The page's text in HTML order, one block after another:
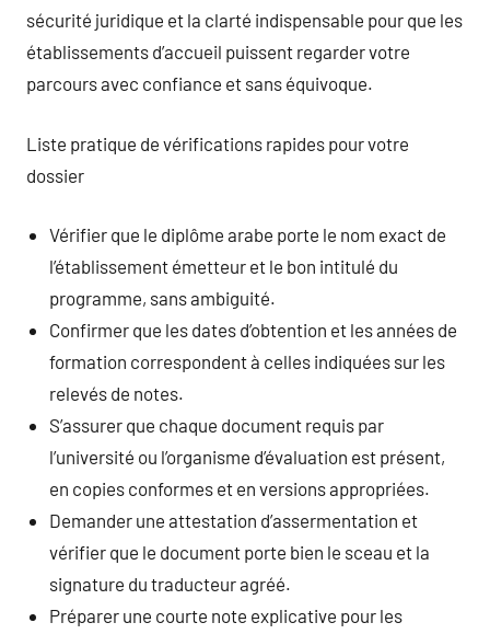
sécurité juridique et la clarté indispensable pour que les
établissements d’accueil puissent regarder votre
parcours avec confiance et sans équivoque.
Liste pratique de vérifications rapides pour votre
dossier
Vérifier que le diplôme arabe porte le nom exact de
l’établissement émetteur et le bon intitulé du
programme, sans ambiguité.
Confirmer que les dates d’obtention et les années de
formation correspondent à celles indiquées sur les
relevés de notes.
S’assurer que chaque document requis par
l’université ou l’organisme d’évaluation est présent,
en copies conformes et en versions appropriées.
Demander une attestation d’assermentation et
vérifier que le document porte bien le sceau et la
signature du traducteur agréé.
Préparer une courte note explicative pour les